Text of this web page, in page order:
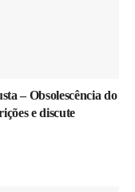
– Obsolescência do
e discute